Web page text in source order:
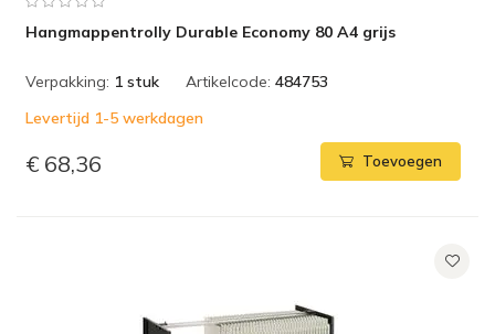
Hangmappentrolly Durable Economy 80 A4 grijs
Verpakking: 1 stuk Artikelcode: 484753
Levertijd 1-5 werkdagen
€ 68,36 Toevoegen